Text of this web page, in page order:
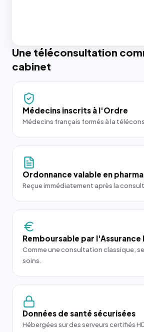
Une téléconsultation
cabinet
Médecins inscrits à l'Ordre
Médecins français formés à la
Ordonnance valable en
Reçue immédiatement après la
Remboursable par l'Assurance
Comme une consultation classique,
soins.
Données de santé sécurisées
Hébergées sur des serveurs certifiés